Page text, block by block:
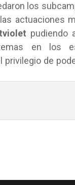
los
actuaciones
pudiendo
en los
de